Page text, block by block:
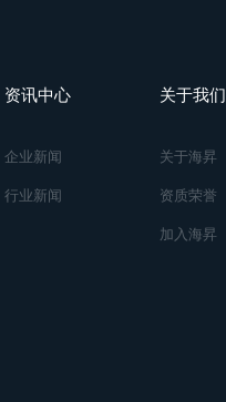
资讯中心
企业新闻
行业新闻
关于我们
关于海昇
资质荣誉
加入海昇